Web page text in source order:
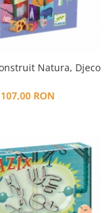
Natura, Djeco
107,00 RON